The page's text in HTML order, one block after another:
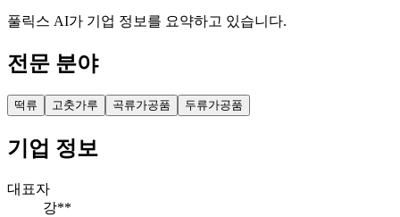
풀릭스 AI가 기업 정보를 요약하고 있습니다.
전문 분야
떡류 고춧가루 곡류가공품 두류가공품
기업 정보
대표자
강**